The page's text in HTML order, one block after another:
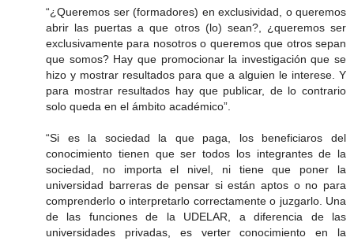
“¿Queremos ser (formadores) en exclusividad, o queremos
abrir las puertas a que otros (lo) sean?, ¿queremos ser
exclusivamente para nosotros o queremos que otros sepan
que somos? Hay que promocionar la investigación que se
hizo y mostrar resultados para que a alguien le interese. Y
para mostrar resultados hay que publicar, de lo contrario
solo queda en el ámbito académico”.
“Si es la sociedad la que paga, los beneficiaros del
conocimiento tienen que ser todos los integrantes de la
sociedad, no importa el nivel, ni tiene que poner la
universidad barreras de pensar si están aptos o no para
comprenderlo o interpretarlo correctamente o juzgarlo. Una
de las funciones de la UDELAR, a diferencia de las
universidades privadas, es verter conocimiento en la